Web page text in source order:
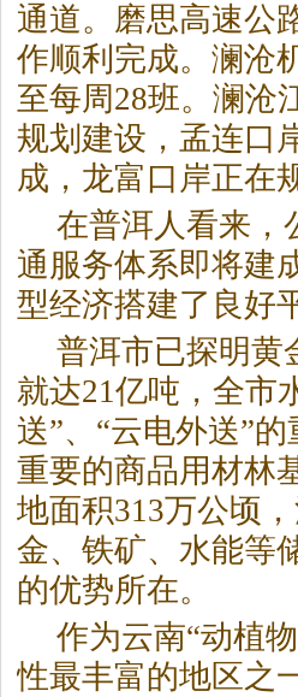
通道。磨思高速公
作顺利完成。澜沧
至每周28班。澜沧
规划建设，孟连口
成，龙富口岸正在
在普洱人看来，
通服务体系即将建
型经济搭建了良好
普洱市已探明黄
就达21亿吨，全市
送”、“云电外送”
重要的商品用材林
地面积313万公顷
金、铁矿、水能等
的优势所在。
作为云南“动植
性最丰富的地区之